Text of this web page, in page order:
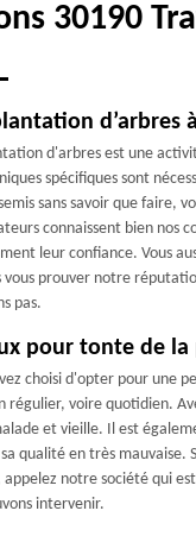
30190
d’arbres
d'arbres est une
spécifiques sont
sans savoir que faire,
connaissent bien nos
leur confiance. Vous
vous prouver notre
pas.
pour tonte de la
choisi d'opter pour une
régulier, voire quotidien.
et vieille. Il est
qualité en très mauvaise.
appelez notre société qui
intervenir.